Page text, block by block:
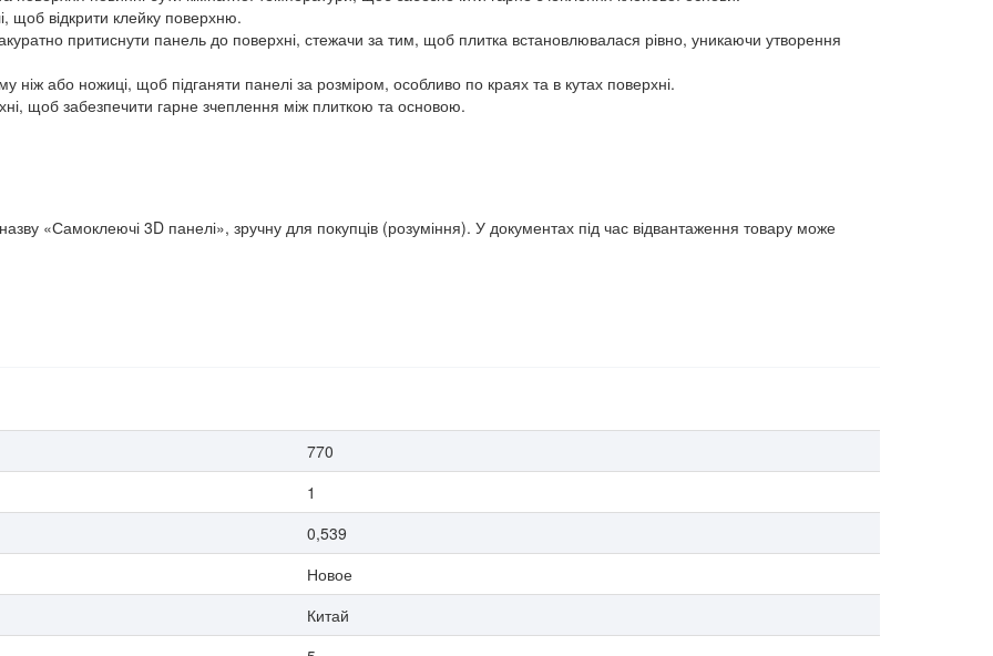
щоб відкрити клейку поверхню.
притиснути панель до поверхні, стежачи за тим, щоб плитка встановлювалася рівно, уникаючи утворення
ніж або ножиці, щоб підганяти панелі за розміром, особливо по краях та в кутах поверхні.
щоб забезпечити гарне зчеплення між плиткою та основою.
«Самоклеючі 3D панелі», зручну для покупців (розуміння). У документах під час відвантаження товару може
770
1
0,539
Новое
Китай